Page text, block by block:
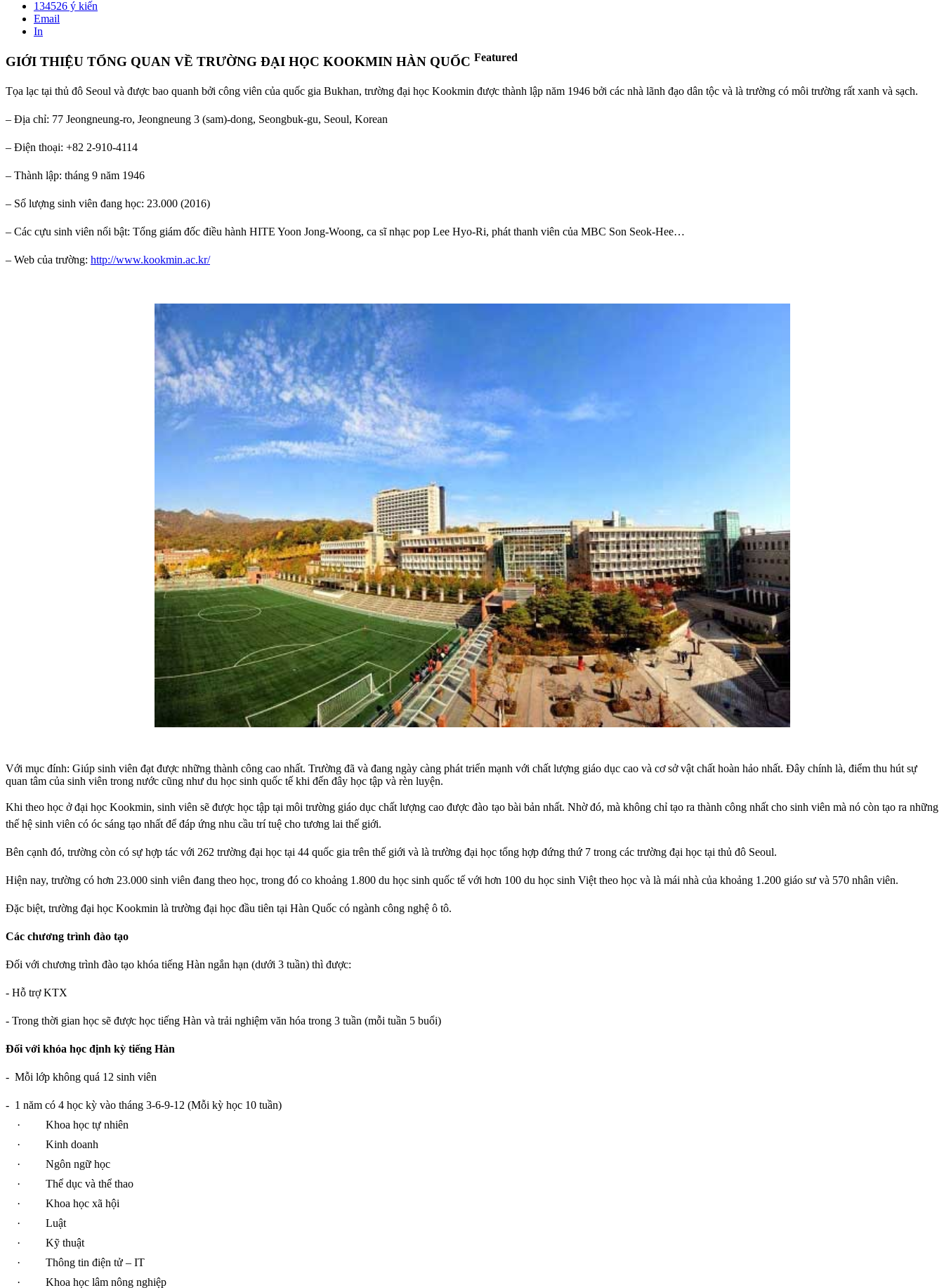
134526 ý kiến
Email
In
GIỚI THIỆU TỔNG QUAN VỀ TRƯỜNG ĐẠI HỌC KOOKMIN HÀN QUỐC Featured
Tọa lạc tại thủ đô Seoul và được bao quanh bởi công viên của quốc gia Bukhan, trường đại học Kookmin được thành lập năm 1946 bởi các nhà lãnh đạo dân tộc và là trường có môi trường rất xanh và sạch.
– Địa chỉ: 77 Jeongneung-ro, Jeongneung 3 (sam)-dong, Seongbuk-gu, Seoul, Korean
– Điện thoại: +82 2-910-4114
– Thành lập: tháng 9 năm 1946
– Số lượng sinh viên đang học: 23.000 (2016)
– Các cựu sinh viên nổi bật: Tổng giám đốc điều hành HITE Yoon Jong-Woong, ca sĩ nhạc pop Lee Hyo-Ri, phát thanh viên của MBC Son Seok-Hee…
– Web của trường: http://www.kookmin.ac.kr/
Với mục đính: Giúp sinh viên đạt được những thành công cao nhất. Trường đã và đang ngày càng phát triển mạnh với chất lượng giáo dục cao và cơ sở vật chất hoàn hảo nhất. Đây chính là, điểm thu hút sự
quan tâm của sinh viên trong nước cũng như du học sinh quốc tế khi đến đây học tập và rèn luyện.
Khi theo học ở đại học Kookmin, sinh viên sẽ được học tập tại môi trường giáo dục chất lượng cao được đào tạo bài bản nhất. Nhờ đó, mà không chỉ tạo ra thành công nhất cho sinh viên mà nó còn tạo ra những
thế hệ sinh viên có óc sáng tạo nhất để đáp ứng nhu cầu trí tuệ cho tương lai thế giới.
Bên cạnh đó, trường còn có sự hợp tác với 262 trường đại học tại 44 quốc gia trên thế giới và là trường đại học tổng hợp đứng thứ 7 trong các trường đại học tại thủ đô Seoul.
Hiện nay, trường có hơn 23.000 sinh viên đang theo học, trong đó co khoảng 1.800 du học sinh quốc tế với hơn 100 du học sinh Việt theo học và là mái nhà của khoảng 1.200 giáo sư và 570 nhân viên.
Đặc biệt, trường đại học Kookmin là trường đại học đầu tiên tại Hàn Quốc có ngành công nghệ ô tô.
Các chương trình đào tạo
Đối với chương trình đào tạo khóa tiếng Hàn ngắn hạn (dưới 3 tuần) thì được:
- Hỗ trợ KTX
- Trong thời gian học sẽ được học tiếng Hàn và trải nghiệm văn hóa trong 3 tuần (mỗi tuần 5 buổi)
Đối với khóa học định kỳ tiếng Hàn
- Mỗi lớp không quá 12 sinh viên
- 1 năm có 4 học kỳ vào tháng 3-6-9-12 (Mỗi kỳ học 10 tuần)
·
Khoa học tự nhiên
·
Kinh doanh
·
Ngôn ngữ học
·
Thể dục và thể thao
·
Khoa học xã hội
·
Luật
·
Kỹ thuật
·
Thông tin điện tử – IT
·
Khoa học lâm nông nghiệp